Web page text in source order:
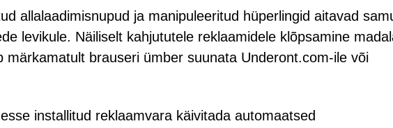
allalaadimisnupud ja manipuleeritud hüperlingid aitavad
levikule. Näiliselt kahjututele reklaamidele klõpsamine
märkamatult brauseri ümber suunata Underont.com-ile või
installitud reklaamvara käivitada automaatsed